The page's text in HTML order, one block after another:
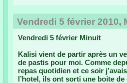
Vendredi 5 février 2010,
Vendredi 5 février Minuit
Kalisi vient de partir après un
de pastis pour moi. Comme
repas quotidien et ce soir
l’hotel, ils ont sorti une boite